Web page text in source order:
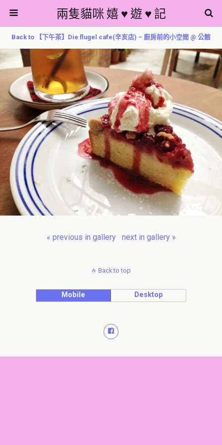
兩隻貓咪 嬉 ♥ 遊 ♥ 記
Back to 【下午茶】Die flugel cafe(辛亥店) – 廚房前的小空間 @ 公館
« previous in gallery next in gallery »
Back to top
Mobile Desktop